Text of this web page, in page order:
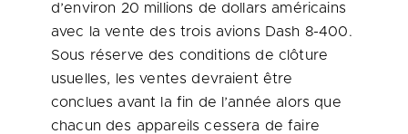
d’environ 20 millions de dollars américains
avec la vente des trois avions Dash 8-400.
Sous réserve des conditions de clôture
usuelles, les ventes devraient être
conclues avant la fin de l’année alors que
chacun des appareils cessera de faire